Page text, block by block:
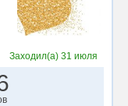
Заходил(а)31 июля